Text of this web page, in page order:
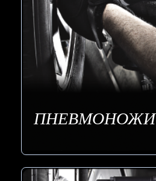
ПНЕВМОНОЖИ